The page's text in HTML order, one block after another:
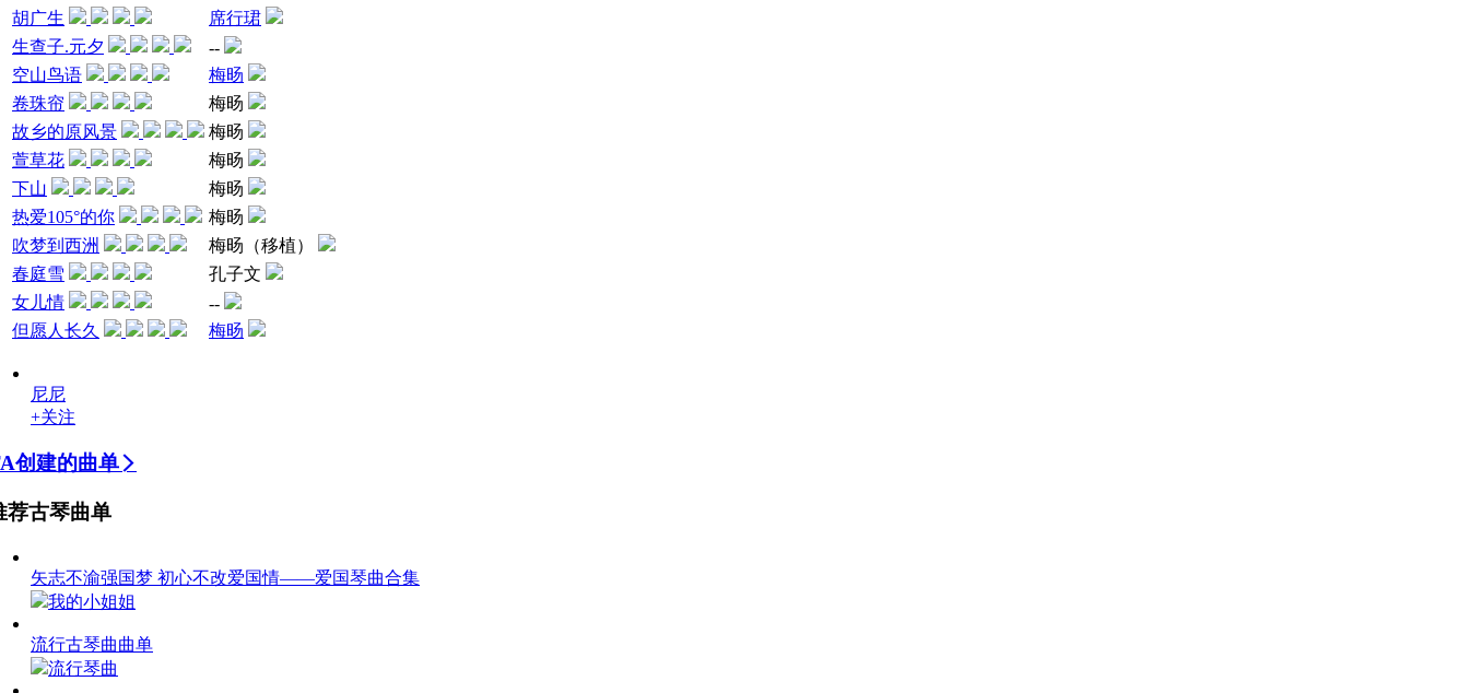
胡广生
席行珺
生查子.元夕
--
空山鸟语
梅旸
卷珠帘
梅旸
故乡的原风景
梅旸
萱草花
梅旸
下山
梅旸
热爱105°的你
梅旸
吹梦到西洲
梅旸（移植）
春庭雪
孔子文
女儿情
--
但愿人长久
梅旸
尼尼
+关注
创建的曲单
荐古琴曲单
矢志不渝强国梦 初心不改爱国情——爱国琴曲合集
我的小姐姐
流行古琴曲曲单
流行琴曲